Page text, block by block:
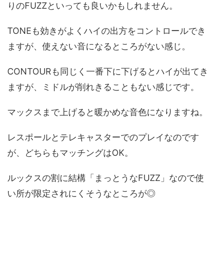
りのFUZZといっても良いかもしれません。
TONEも効きがよくハイの出方をコントロールでき
ますが、使えない音になるところがない感じ。
CONTOURも同じく一番下に下げるとハイが出てき
ますが、ミドルが削れきることもない感じです。
マックスまで上げると暖かめな音色になりますね。
レスポールとテレキャスターでのプレイなのです
が、どちらもマッチングはOK。
ルックスの割に結構「まっとうなFUZZ」なので使
い所が限定されにくそうなところが◎